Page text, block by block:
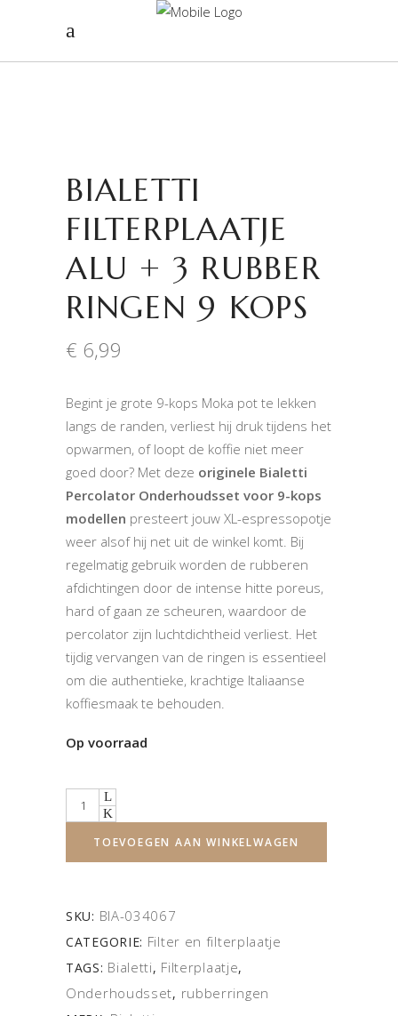
BIALETTI
FILTERPLAATJE
ALU + 3 RUBBER
RINGEN 9 KOPS
€ 6,99
Begint je grote 9-kops Moka pot te lekken
langs de randen, verliest hij druk tijdens het
opwarmen, of loopt de koffie niet meer
goed door? Met deze originele Bialetti
Percolator Onderhoudsset voor 9-kops
modellen presteert jouw XL-espressopotje
weer alsof hij net uit de winkel komt. Bij
regelmatig gebruik worden de rubberen
afdichtingen door de intense hitte poreus,
hard of gaan ze scheuren, waardoor de
percolator zijn luchtdichtheid verliest. Het
tijdig vervangen van de ringen is essentieel
om die authentieke, krachtige Italiaanse
koffiesmaak te behouden.
Op voorraad
Quantity
TOEVOEGEN AAN WINKELWAGEN
SKU: BIA-034067
CATEGORIE: Filter en filterplaatje
TAGS: Bialetti, Filterplaatje,
Onderhoudsset, rubberringen